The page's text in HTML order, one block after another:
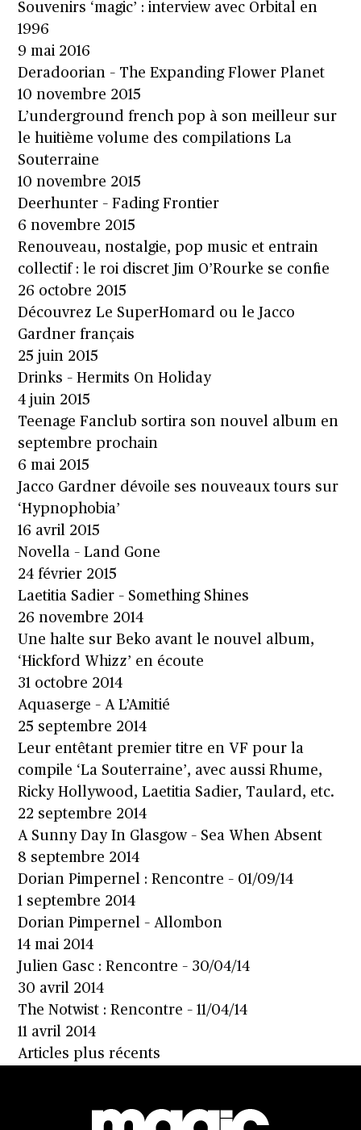
Souvenirs ‘magic’ : interview avec Orbital en
1996
9 mai 2016
Deradoorian – The Expanding Flower Planet
10 novembre 2015
L’underground french pop à son meilleur sur
le huitième volume des compilations La
Souterraine
10 novembre 2015
Deerhunter – Fading Frontier
6 novembre 2015
Renouveau, nostalgie, pop music et entrain
collectif : le roi discret Jim O’Rourke se confie
26 octobre 2015
Découvrez Le SuperHomard ou le Jacco
Gardner français
25 juin 2015
Drinks – Hermits On Holiday
4 juin 2015
Teenage Fanclub sortira son nouvel album en
septembre prochain
6 mai 2015
Jacco Gardner dévoile ses nouveaux tours sur
‘Hypnophobia’
16 avril 2015
Novella – Land Gone
24 février 2015
Laetitia Sadier – Something Shines
26 novembre 2014
Une halte sur Beko avant le nouvel album,
‘Hickford Whizz’ en écoute
31 octobre 2014
Aquaserge – A L’Amitié
25 septembre 2014
Leur entêtant premier titre en VF pour la
compile ‘La Souterraine’, avec aussi Rhume,
Ricky Hollywood, Laetitia Sadier, Taulard, etc.
22 septembre 2014
A Sunny Day In Glasgow – Sea When Absent
8 septembre 2014
Dorian Pimpernel : Rencontre – 01/09/14
1 septembre 2014
Dorian Pimpernel – Allombon
14 mai 2014
Julien Gasc : Rencontre – 30/04/14
30 avril 2014
The Notwist : Rencontre – 11/04/14
11 avril 2014
Navigation
Articles plus récents